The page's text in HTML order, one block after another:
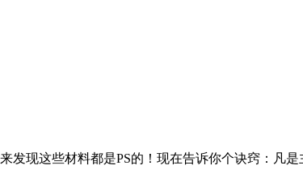
现这些材料都是PS的！现在告诉你个诀窍：凡